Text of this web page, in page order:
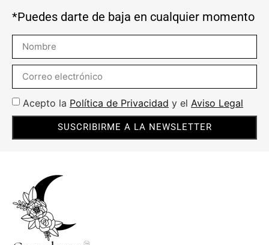
*Puedes darte de baja en cualquier momento
Acepto la Política de Privacidad y el Aviso Legal
SUSCRIBIRME A LA NEWSLETTER